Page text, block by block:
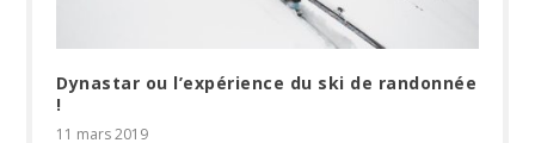
Dynastar ou l’expérience du ski de randonnée
!
11 mars 2019